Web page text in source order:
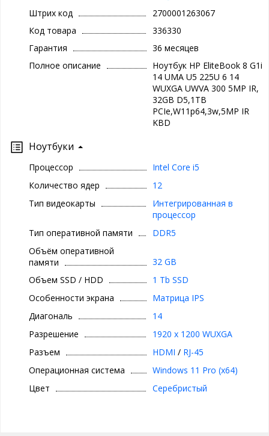
Штрих код
2700001263067
Код товара
336330
Гарантия
36 месяцев
Полное описание
Ноутбук HP EliteBook 8 G1i
14 UMA U5 225U 6 14
WUXGA UWVA 300 5MP IR,
32GB D5,1TB
PCIe,W11p64,3w,5MP IR
KBD
Ноутбуки
Процессор
Intel Core i5
Количество ядер
12
Тип видеокарты
Интегрированная в
процессор
Тип оперативной памяти
DDR5
Объём оперативной
памяти
32 GB
Объем SSD / HDD
1 Tb SSD
Особенности экрана
Матрица IPS
Диагональ
14
Разрешение
1920 x 1200 WUXGA
Разъем
HDMI / RJ-45
Операционная система
Windows 11 Pro (x64)
Цвет
Серебристый